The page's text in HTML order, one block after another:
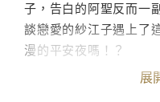
子，告白的阿聖反而一
談戀愛的紗江子遇上了
漫的平安夜嗎！？
展